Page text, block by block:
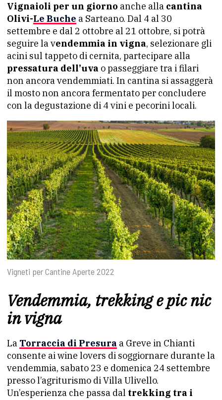
Vignaioli per un giorno anche alla cantina
Olivi-Le Buche a Sarteano. Dal 4 al 30
settembre e dal 2 ottobre al 21 ottobre, si potrà
seguire la vendemmia in vigna, selezionare gli
acini sul tappeto di cernita, partecipare alla
pressatura dell’uva o passeggiare tra i filari
non ancora vendemmiati. In cantina si assaggerà
il mosto non ancora fermentato per concludere
con la degustazione di 4 vini e pecorini locali.
Vigneti per Cantine Aperte 2022
Vendemmia, trekking e pic nic
in vigna
La Torraccia di Presura a Greve in Chianti
consente ai wine lovers di soggiornare durante la
vendemmia, sabato 23 e domenica 24 settembre
presso l’agriturismo di Villa Ulivello.
Un’esperienza che passa dal trekking tra i